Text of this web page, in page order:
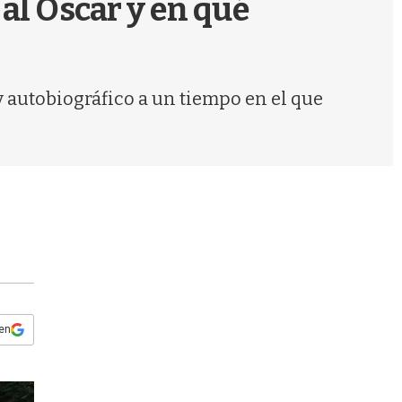
Oscar y en qué
a un tiempo en el que